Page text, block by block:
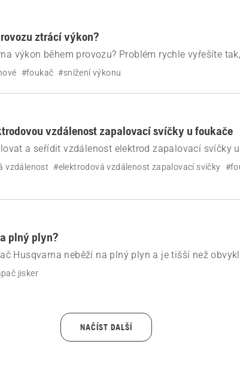
ztrácí výkon?
výkon během provozu? Problém rychle vyřešíte
přívod vzduchu, vzduchový filtr, palivo a
#foukač #snížení výkonu
vzdálenost zapalovací svíčky u foukače
a seřídit vzdálenost elektrod zapalovací svíčky
se startováním a výkonem pomocí
vzdálenost #elektrodová vzdálenost zapalovací svíčky
plný plyn?
Husqvarna neběží na plný plyn a je tišší než
jisker
NAČÍST DALŠÍ